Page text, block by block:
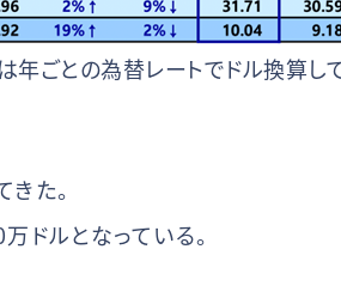
ごとの為替レートでドル換算し
た。
ルとなっている。